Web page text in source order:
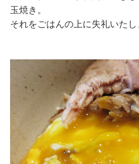
玉焼き。
それをごはんの上に失礼いたし